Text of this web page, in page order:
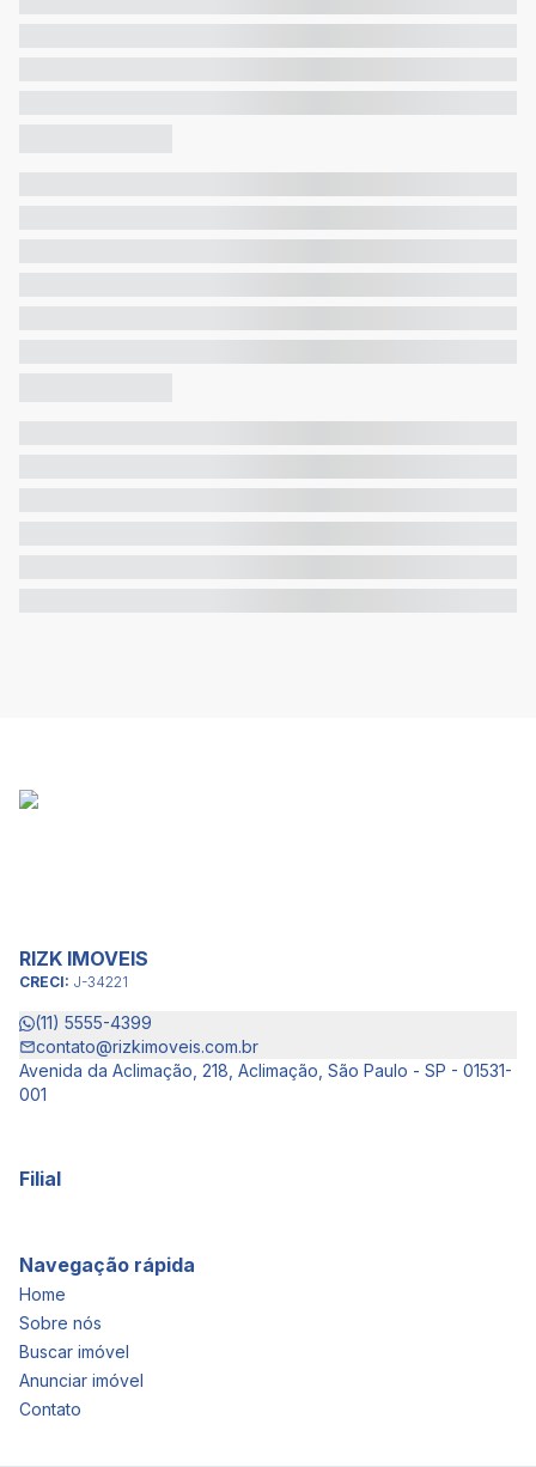
RIZK IMOVEIS
CRECI: J-34221
(11) 5555-4399
contato@rizkimoveis.com.br
Avenida da Aclimação, 218, Aclimação, São Paulo - SP - 01531-
001
Filial
Navegação rápida
Home
Sobre nós
Buscar imóvel
Anunciar imóvel
Contato